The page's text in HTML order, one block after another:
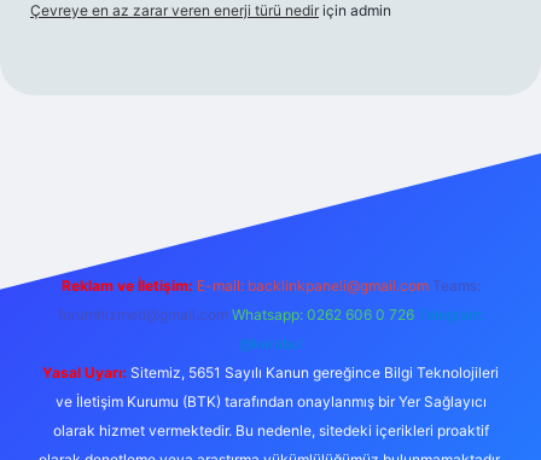
Çevreye en az zarar veren enerji türü nedir için admin
Reklam ve İletişim: E-mail: backlinkpaneli@gmail.com Teams:
forumhizmeti@gmail.com Whatsapp: 0262 606 0 726 Telegram:
@karabul
Yasal Uyarı: Sitemiz, 5651 Sayılı Kanun gereğince Bilgi Teknolojileri
ve İletişim Kurumu (BTK) tarafından onaylanmış bir Yer Sağlayıcı
olarak hizmet vermektedir. Bu nedenle, sitedeki içerikleri proaktif